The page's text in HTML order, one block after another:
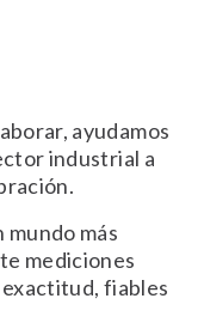
ayudamos
industrial a
más
mediciones
fiables